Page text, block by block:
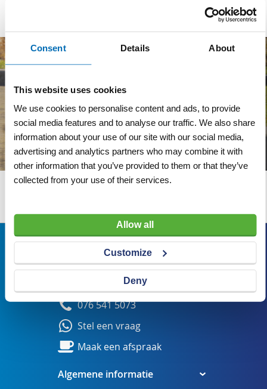
Consent Details About
This website uses cookies
We use cookies to personalise content and ads, to provide
social media features and to analyse our traffic. We also share
information about your use of our site with our social media,
advertising and analytics partners who may combine it with
other information that you’ve provided to them or that they’ve
collected from your use of their services.
Allow all
Customize
Deny
Algemene informatie
Bezoekadres
Veldsteen 25, 4815 PK Breda
verkoop@visserbreda.nl
076 541 5073
Stel een vraag
Maak een afspraak